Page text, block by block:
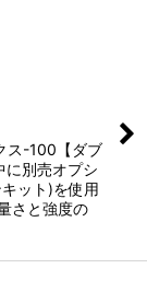
ス-100【ダブ
に別売オプシ
ット)を使用
さと強度の